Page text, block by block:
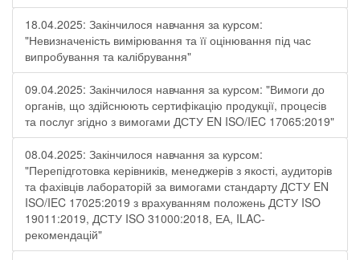
18.04.2025: Закінчилося навчання за курсом:
"Невизначеність вимірювання та її оцінювання під час
випробування та калібрування"
09.04.2025: Закінчилося навчання за курсом: "Вимоги до
органів, що здійснюють сертифікацію продукції, процесів
та послуг згідно з вимогами ДСТУ EN ISO/IEC 17065:2019"
08.04.2025: Закінчилося навчання за курсом:
"Перепідготовка керівників, менеджерів з якості, аудиторів
та фахівців лабораторій за вимогами стандарту ДСТУ EN
ISO/IEC 17025:2019 з врахуванням положень ДСТУ ISO
19011:2019, ДСТУ ISO 31000:2018, ЕА, ILAC-
рекомендацій"